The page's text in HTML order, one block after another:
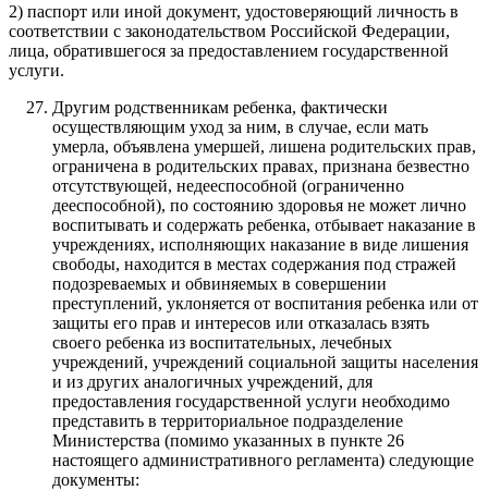
2) паспорт или иной документ, удостоверяющий личность в
соответствии с законодательством Российской Федерации,
лица, обратившегося за предоставлением государственной
услуги.
Другим родственникам ребенка, фактически
осуществляющим уход за ним, в случае, если мать
умерла, объявлена умершей, лишена родительских прав,
ограничена в родительских правах, признана безвестно
отсутствующей, недееспособной (ограниченно
дееспособной), по состоянию здоровья не может лично
воспитывать и содержать ребенка, отбывает наказание в
учреждениях, исполняющих наказание в виде лишения
свободы, находится в местах содержания под стражей
подозреваемых и обвиняемых в совершении
преступлений, уклоняется от воспитания ребенка или от
защиты его прав и интересов или отказалась взять
своего ребенка из воспитательных, лечебных
учреждений, учреждений социальной защиты населения
и из других аналогичных учреждений, для
предоставления государственной услуги необходимо
представить в территориальное подразделение
Министерства (помимо указанных в пункте 26
настоящего административного регламента) следующие
документы: